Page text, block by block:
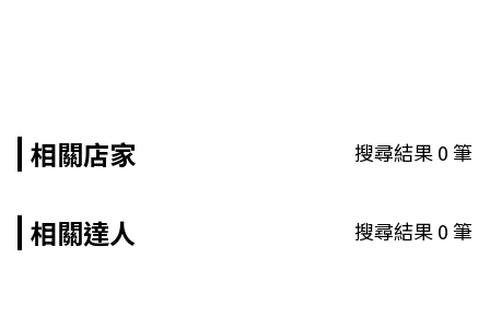
相關店家 搜尋結果0筆
相關達人 搜尋結果0筆